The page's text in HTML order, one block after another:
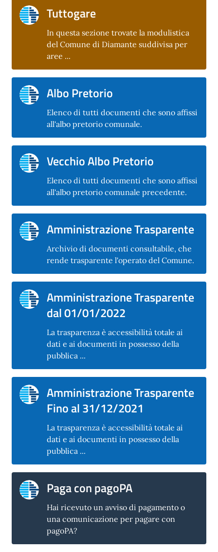
Tuttogare
In questa sezione trovate la modulistica
del Comune di Diamante suddivisa per
aree ...
Albo Pretorio
Elenco di tutti documenti che sono affissi
all'albo pretorio comunale.
Vecchio Albo Pretorio
Elenco di tutti documenti che sono affissi
all'albo pretorio comunale precedente.
Amministrazione Trasparente
Archivio di documenti consultabile, che
rende trasparente l'operato del Comune.
Amministrazione Trasparente
dal 01/01/2022
La trasparenza è accessibilità totale ai
dati e ai documenti in possesso della
pubblica ...
Amministrazione Trasparente
Fino al 31/12/2021
La trasparenza è accessibilità totale ai
dati e ai documenti in possesso della
pubblica ...
Paga con pagoPA
Hai ricevuto un avviso di pagamento o
una comunicazione per pagare con
pagoPA?